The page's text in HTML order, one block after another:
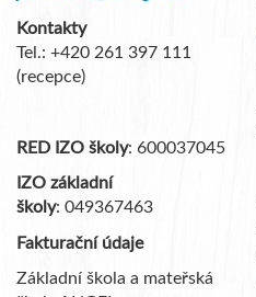
Kontakty
Tel.: +420 261 397 111
(recepce)
RED IZO školy: 600037045
IZO základní
školy: 049367463
Fakturační údaje
Základní škola a mateřská